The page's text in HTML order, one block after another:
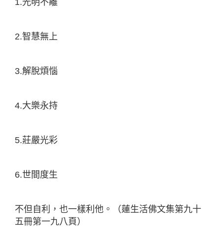
1.光明不離
2.智慧無上
3.解脫煩惱
4.大樂永持
5.莊嚴光彩
6.世間度生
不但自利，也一樣利他。（蓮生活佛文集第九十
五冊第一九八頁）